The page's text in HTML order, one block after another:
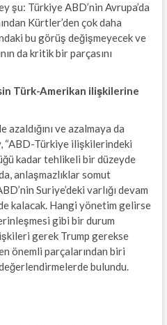
şu: Türkiye ABD’nin Avrupa’da
Kürtler’den çok daha
bu görüş değişmeyecek ve
da kritik bir parçasını
Türk-Amerikan ilişkilerine
azaldığını ve azalmaya da
Türkiye ilişkilerindeki
kadar tehlikeli bir düzeyde
anlaşmazlıklar somut
Suriye’deki varlığı devam
kalacak. Hangi yönetim gelirse
gibi bir durum
gerek Trump gerekse
önemli parçalarından biri
bulundu.